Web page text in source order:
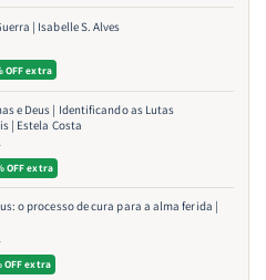
| Isabelle S. Alves
OFF extra
e Deus | Identificando as Lutas
| Estela Costa
OFF extra
o processo de cura para a alma ferida |
OFF extra